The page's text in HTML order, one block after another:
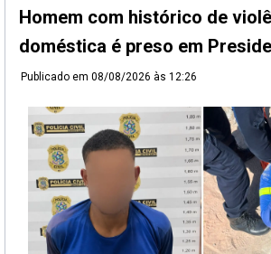
Homem com histórico de
doméstica é preso em
Publicado em 08/08/2026 às 12:26